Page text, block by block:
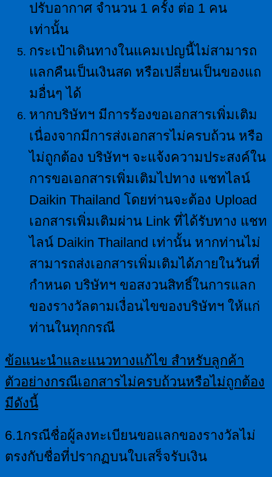
ปรับอากาศ จำนวน 1 ครั้ง ต่อ 1 คน
เท่านั้น
กระเป๋าเดินทางในแคมเปญนี้ไม่สามารถ
แลกคืนเป็นเงินสด หรือเปลี่ยนเป็นของแถ
มอื่นๆ ได้
หากบริษัทฯ มีการร้องขอเอกสารเพิ่มเติม
เนื่องจากมีการส่งเอกสารไม่ครบถ้วน หรือ
ไม่ถูกต้อง บริษัทฯ จะแจ้งความประสงค์ใน
การขอเอกสารเพิ่มเติมไปทาง แชทไลน์
Daikin Thailand โดยท่านจะต้อง Upload
เอกสารเพิ่มเติมผ่าน Link ที่ได้รับทาง แชท
ไลน์ Daikin Thailand เท่านั้น หากท่านไม่
สามารถส่งเอกสารเพิ่มเติมได้ภายในวันที่
กำหนด บริษัทฯ ขอสงวนสิทธิ์ในการแลก
ของรางวัลตามเงื่อนไขของบริษัทฯ ให้แก่
ท่านในทุกกรณี
ข้อแนะนำและแนวทางแก้ไข สำหรับลูกค้า
ตัวอย่างกรณีเอกสารไม่ครบถ้วนหรือไม่ถูกต้อง
มีดังนี้
6.1กรณีชื่อผู้ลงทะเบียนขอแลกของรางวัลไม่
ตรงกับชื่อที่ปรากฏบนใบเสร็จรับเงิน